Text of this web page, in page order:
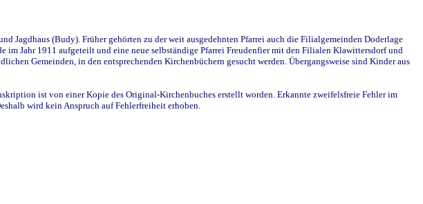
(Budy). Früher gehörten zu der weit ausgedehnten Pfarrei auch die Filialgemeinden Doderlage
Jahr 1911 aufgeteilt und eine neue selbständige Pfarrei Freudenfier mit den Filialen Klawittersdorf und
Gemeinden, in den entsprechenden Kirchenbüchern gesucht werden. Übergangsweise sind Kinder aus
ist von einer Kopie des Original-Kirchenbuches erstellt worden. Erkannte zweifelsfreie Fehler im
wird kein Anspruch auf Fehlerfreiheit erhoben.